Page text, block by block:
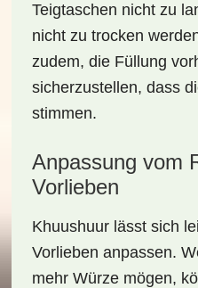
Teigtaschen nicht zu
nicht zu trocken
zudem, die Füllung
sicherzustellen, dass
stimmen.
Anpassung vom
Vorlieben
Khuushuur lässt sich
Vorlieben anpassen.
mehr Würze mögen,